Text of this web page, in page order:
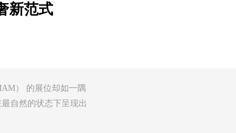
新范式
） 的展位却如一隅
自然的状态下呈现出